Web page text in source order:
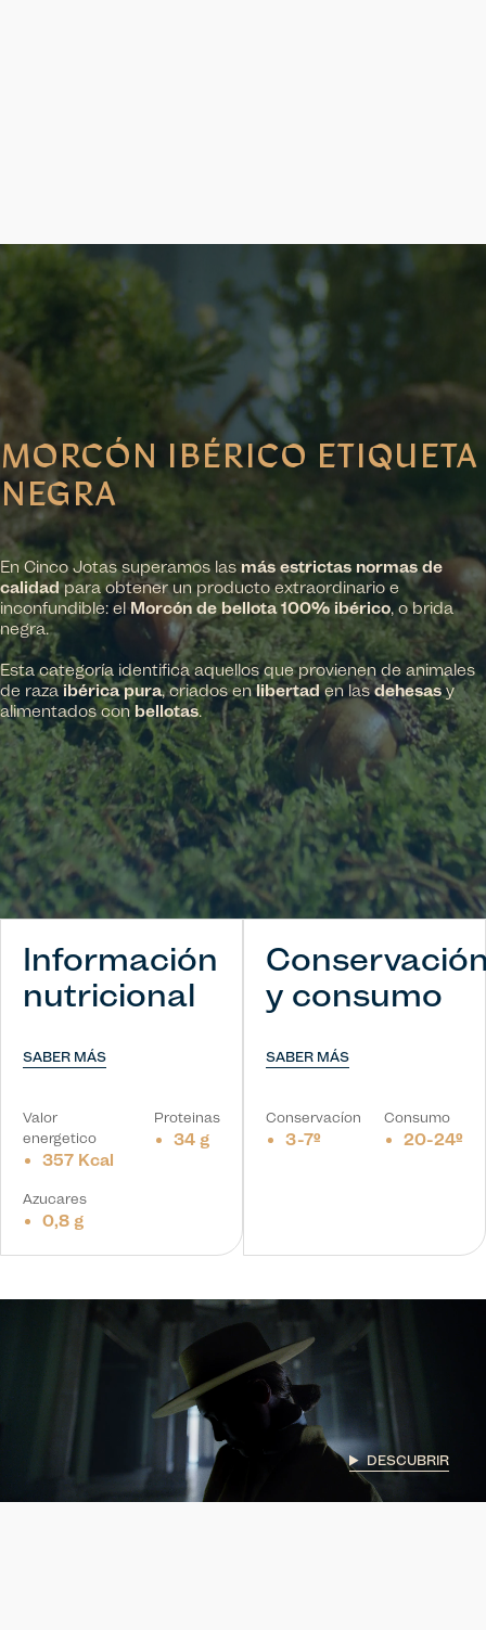
MORCÓN IBÉRICO ETIQUETA
NEGRA
En Cinco Jotas superamos las más estrictas normas de
calidadpara obtener un producto extraordinario e
inconfundible: elMorcón de bellota 100% ibérico, o brida
negra.
Esta categoría identifica aquellos que provienen de animales
de razaibérica pura, criados enlibertaden lasdehesasy
alimentados conbellotas.
Información
nutricional
SABER MÁS
Valor
energetico
357 Kcal
Proteinas
34 g
Azucares
0,8 g
y consumo
SABER MÁS
Conservacíon
3-7º
Consumo
20-24º
DESCUBRIR